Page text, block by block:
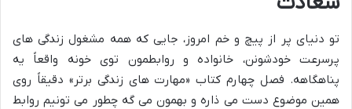
تو دنیای پر از پیچ و خم امروز، جایی که همه مشغول زندگی های
پرسرعت خودشونن، خانواده و روابطمون توی خونه واقعاً یه
پناهگاهه. فصل چهارم کتاب «مهارت های زندگی برتر» دقیقاً روی
همین موضوع دست می ذاره و بهمون می گه چطور می تونیم روابط